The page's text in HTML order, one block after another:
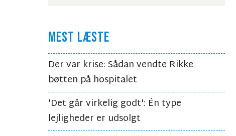
MEST LÆSTE
Der var krise: Sådan vendte Rikke
bøtten på hospitalet
'Det går virkelig godt': Én type
lejligheder er udsolgt